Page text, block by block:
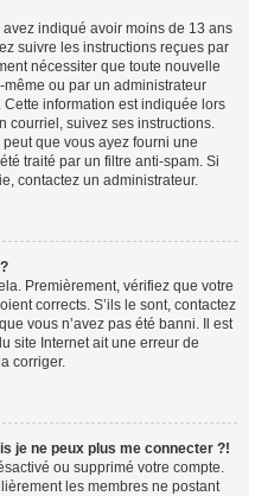
indiqué avoir moins de 13 ans
suivre les instructions reçues par
nécessiter que toute nouvelle
ou par un administrateur
information est indiquée lors
courriel, suivez ses instructions.
que vous ayez fourni une
traité par un filtre anti-spam. Si
contactez un administrateur.
Premièrement, vérifiez que votre
corrects. S’ils le sont, contactez
vous n’avez pas été banni. Il est
site Internet ait une erreur de
corriger.
je ne peux plus me connecter ?!
ou supprimé votre compte.
les membres ne postant